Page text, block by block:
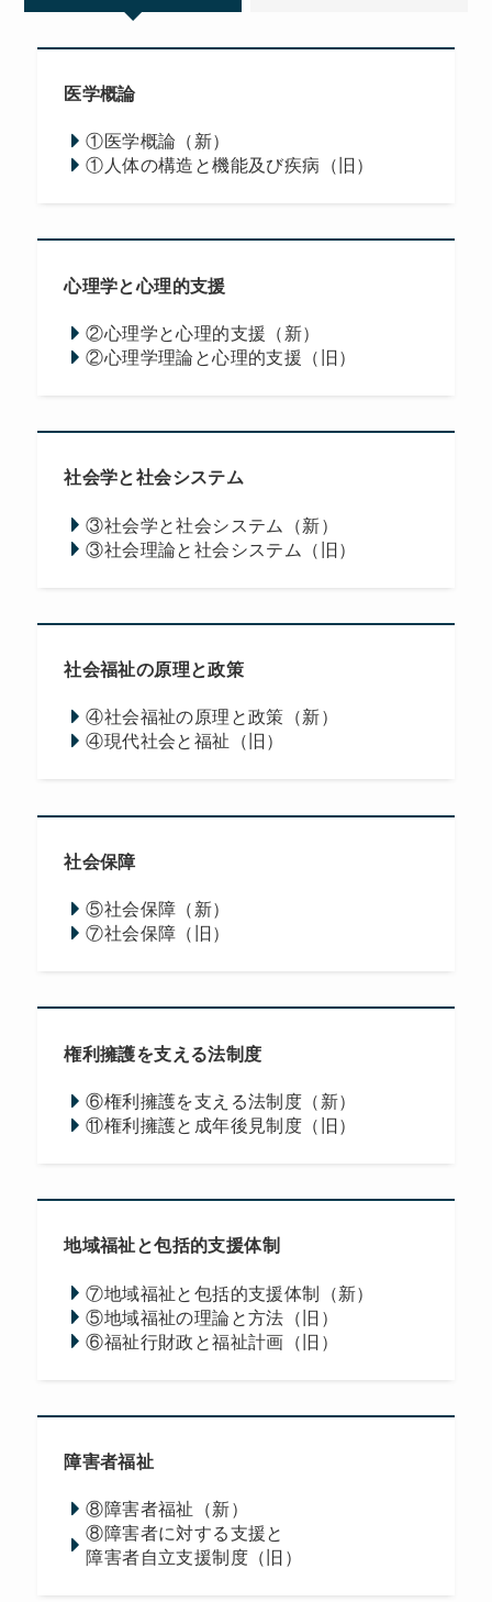
医学概論
①医学概論（新）
①人体の構造と機能及び疾病（旧）
心理学と心理的支援
②心理学と心理的支援（新）
②心理学理論と心理的支援（旧）
社会学と社会システム
③社会学と社会システム（新）
③社会理論と社会システム（旧）
社会福祉の原理と政策
④社会福祉の原理と政策（新）
④現代社会と福祉（旧）
社会保障
⑤社会保障（新）
⑦社会保障（旧）
権利擁護を支える法制度
⑥権利擁護を支える法制度（新）
⑪権利擁護と成年後見制度（旧）
地域福祉と包括的支援体制
⑦地域福祉と包括的支援体制（新）
⑤地域福祉の理論と方法（旧）
⑥福祉行財政と福祉計画（旧）
障害者福祉
⑧障害者福祉（新）
⑧障害者に対する支援と
障害者自立支援制度（旧）